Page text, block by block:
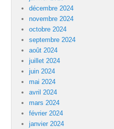
décembre 2024
novembre 2024
octobre 2024
septembre 2024
août 2024
juillet 2024
juin 2024
mai 2024
avril 2024
mars 2024
février 2024
janvier 2024